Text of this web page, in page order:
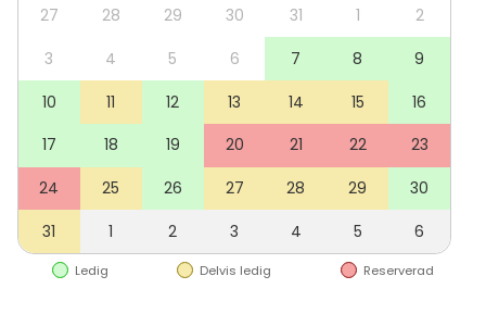
27 28 29 30 31 1
2
3
4 5 6 7 8
9
10
11 12 13 14 15
16
17
18 19 20 21 22
23
24
25 26 27 28 29
30
31
1 2 3 4 5 6
Ledig Delvis ledig Reserverad